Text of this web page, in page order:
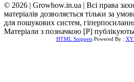
© 2026 | Growhow.in.ua | Всі права
матеріалів дозволяється тільки за
для пошукових систем,
Матеріали з позначкою [Р]
HTML SnippetsPowered By :